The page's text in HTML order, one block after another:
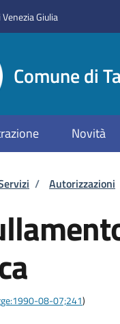
Giulia
Comune di
Novità
di
/ Autorizzazioni
08-07;241)